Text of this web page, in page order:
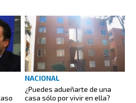
NACIONAL
¿Puedes adueñarte de una
casa sólo por vivir en ella?